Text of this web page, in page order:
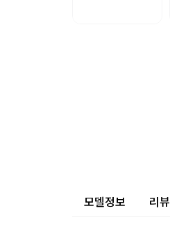
상세 정보
모델정보 리뷰